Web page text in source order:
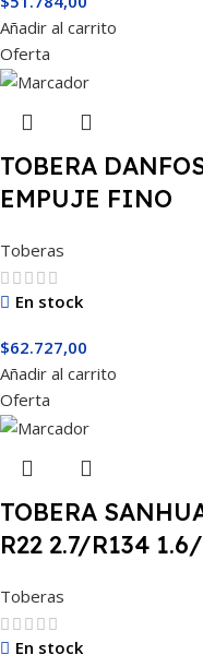
Añadir al carrito
Oferta
TOBERA
EMPUJE FINO
Toberas
En stock
$62.727,00
Añadir al carrito
Oferta
TOBERA
R22 2.7/R134
Toberas
En stock